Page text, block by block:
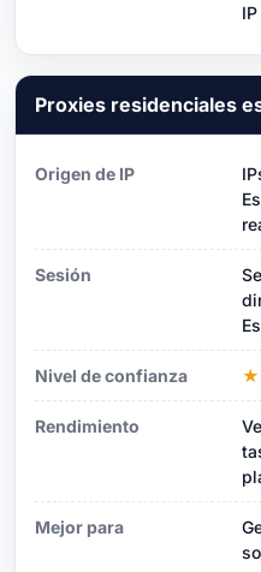
Proxies residenciales
Origen de IP
Sesión
Nivel de confianza
Rendimiento
Mejor para